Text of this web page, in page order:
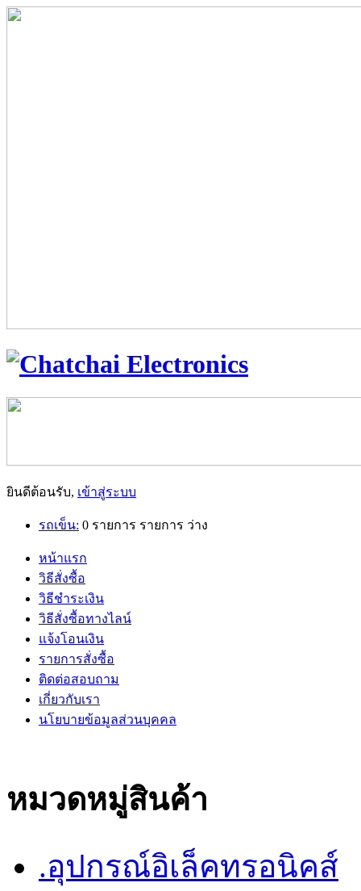
ยินดีต้อนรับ, เข้าสู่ระบบ
รถเข็น: 0 รายการ รายการ ว่าง
หน้าแรก
วิธีสั่งซื้อ
วิธีชำระเงิน
วิธีสั่งซื้อทางไลน์
แจ้งโอนเงิน
รายการสั่งซื้อ
ติดต่อสอบถาม
เกี่ยวกับเรา
นโยบายข้อมูลส่วนบุคคล
หมวดหมู่สินค้า
.อุปกรณ์อิเล็คทรอนิคส์